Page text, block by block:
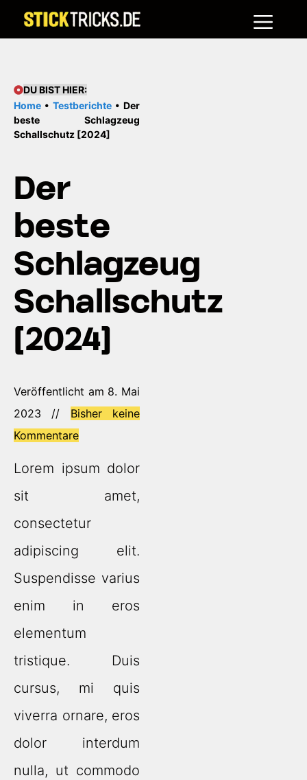
DU BIST HIER:
Home • Testberichte • Der
beste Schlagzeug
Schallschutz [2024]
Der
beste
Schlagzeug
Schallschutz
[2024]
Veröffentlicht am 8. Mai
2023 // Bisher keine
Kommentare
Lorem ipsum dolor
sit amet,
consectetur
adipiscing elit.
Suspendisse varius
enim in eros
elementum
tristique. Duis
cursus, mi quis
viverra ornare, eros
dolor interdum
nulla, ut commodo